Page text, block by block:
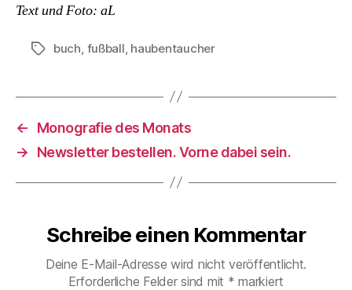
Text und Foto: aL
Schlagwörter
buch fußball haubentaucher
←
Monografie des Monats
→
Newsletter bestellen. Vorne dabei sein.
Schreibe einen Kommentar
Deine E-Mail-Adresse wird nicht veröffentlicht.
Erforderliche Felder sind mit * markiert